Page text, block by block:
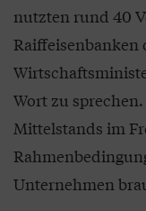
nutzten rund 40
Raiffeisenbanken
Wort zu
Mittelstands im
Unternehmen